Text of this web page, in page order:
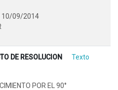
10/09/2014
DE RESOLUCION
Texto
POR EL 90°